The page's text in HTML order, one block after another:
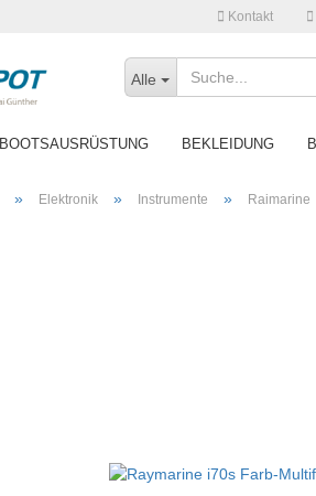
Kontakt
Alle
BOOTSAUSRÜSTUNG BEKLEIDUNG
» Elektronik » Instrumente » Raimarine